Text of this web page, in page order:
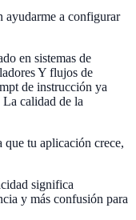
ayudarme a configurar
en sistemas de
Y flujos de
de instrucción ya
calidad de la
que tu aplicación crece,
significa
y más confusión para